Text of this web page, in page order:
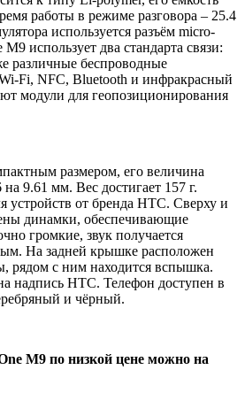
работы в режиме разговора – 25.4
используется разъём micro-
использует два стандарта связи:
различные беспроводные
Fi, NFC, Bluetooth и инфракрасный
модули для геопозиционирования
размером, его величина
на 9.61 мм. Вес достигает 157 г.
устройств от бренда HTC. Сверху и
динамки, обеспечивающие
громкие, звук получается
На задней крышке расположен
рядом с ним находится вспышка.
надпись HTC. Телефон доступен в
и чёрный.
M9 по низкой цене можно на